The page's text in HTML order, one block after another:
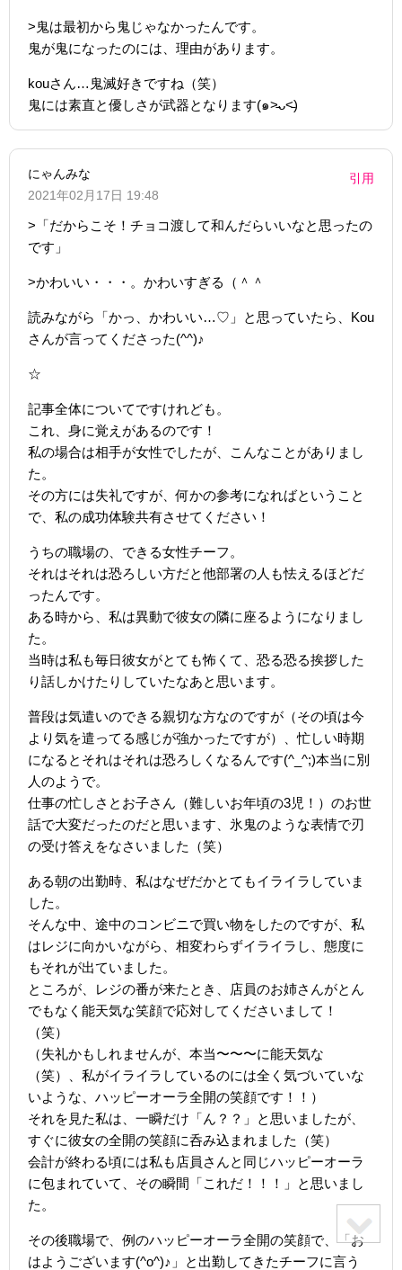
>鬼は最初から鬼じゃなかったんです。
鬼が鬼になったのには、理由があります。
kouさん…鬼滅好きですね（笑）
鬼には素直と優しさが武器となります(๑˃̵ᴗ˂̵)
にゃんみな
2021年02月17日 19:48
引用
>「だからこそ！チョコ渡して和んだらいいなと思ったの
です」
>かわいい・・・。かわいすぎる（＾＾
読みながら「かっ、かわいい…♡」と思っていたら、Kou
さんが言ってくださった(^^)♪
☆
記事全体についてですけれども。
これ、身に覚えがあるのです！
私の場合は相手が女性でしたが、こんなことがありまし
た。
その方には失礼ですが、何かの参考になればということ
で、私の成功体験共有させてください！
うちの職場の、できる女性チーフ。
それはそれは恐ろしい方だと他部署の人も怯えるほどだ
ったんです。
ある時から、私は異動で彼女の隣に座るようになりまし
た。
当時は私も毎日彼女がとても怖くて、恐る恐る挨拶した
り話しかけたりしていたなあと思います。
普段は気遣いのできる親切な方なのですが（その頃は今
より気を遣ってる感じが強かったですが）、忙しい時期
になるとそれはそれは恐ろしくなるんです(^_^;)本当に別
人のようで。
仕事の忙しさとお子さん（難しいお年頃の3児！）のお世
話で大変だったのだと思います、氷鬼のような表情で刃
の受け答えをなさいました（笑）
ある朝の出勤時、私はなぜだかとてもイライラしていま
した。
そんな中、途中のコンビニで買い物をしたのですが、私
はレジに向かいながら、相変わらずイライラし、態度に
もそれが出ていました。
ところが、レジの番が来たとき、店員のお姉さんがとん
でもなく能天気な笑顔で応対してくださいまして！
（笑）
（失礼かもしれませんが、本当〜〜〜に能天気な
（笑）、私がイライラしているのには全く気づいていな
いような、ハッピーオーラ全開の笑顔です！！）
それを見た私は、一瞬だけ「ん？？」と思いましたが、
すぐに彼女の全開の笑顔に呑み込まれました（笑）
会計が終わる頃には私も店員さんと同じハッピーオーラ
に包まれていて、その瞬間「これだ！！！」と思いまし
た。
その後職場で、例のハッピーオーラ全開の笑顔で、「お
はようございます(^o^)♪」と出勤してきたチーフに言う